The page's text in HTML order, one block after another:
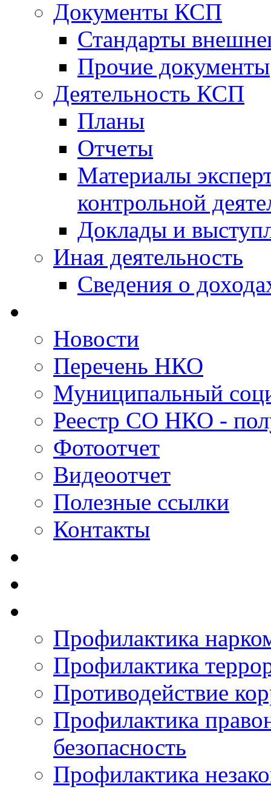
Документы КСП
Стандарты
Прочие документы
Деятельность КСП
Планы
Отчеты
Материалы
контрольной
Доклады и
Иная деятельность
Сведения о
Новости
Перечень НКО
Муниципальный
Реестр СО НКО -
Фотоотчет
Видеоотчет
Полезные ссылки
Контакты
Профилактика
Профилактика
Противодействие
Профилактика
безопасность
Профилактика